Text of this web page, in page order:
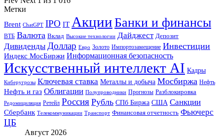
Метки
Brent ChatGPT IPO IT АкцииБанки и финансы
ВТБ Валюта Вклад Высокие технологии Дайджест Депозит
Дивиденды Доллар Евро Золото Импортозамещение Инвестиции
Индекс МосБиржи Информационная безопасность
Искусственный интеллект AI Кадры
Киберугрозы Ключевая ставка Металлы и добыча Мосбиржа Нефть
Нефть и газ Облигации Полупроводники Прогнозы Разблокировка
Редомициляция Ретейл Россия Рубль СПб Биржа США Санкции
Сбербанк Телекоммуникации Транспорт Финансовая отчетность Фьючерс
ЦБ
Август 2026